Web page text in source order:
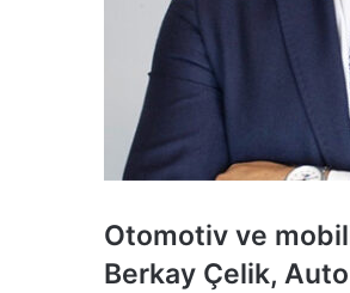
Otomotiv ve
Berkay Çelik,